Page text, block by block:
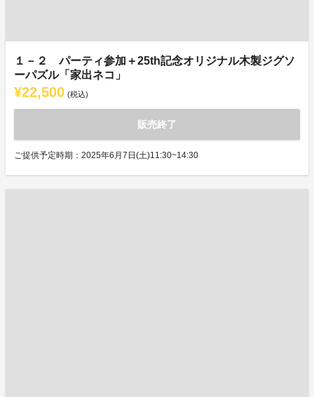
１－２ パーティ参加＋25th記念オリジナル木製ジグソ
ーパズル「家出ネコ」
¥22,500 (税込)
販売終了
ご提供予定時期：2025年6月7日(土)11:30~14:30